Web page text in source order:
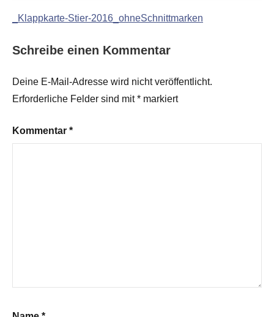
_Klappkarte-Stier-2016_ohneSchnittmarken
Schreibe einen Kommentar
Deine E-Mail-Adresse wird nicht veröffentlicht.
Erforderliche Felder sind mit* markiert
Kommentar *